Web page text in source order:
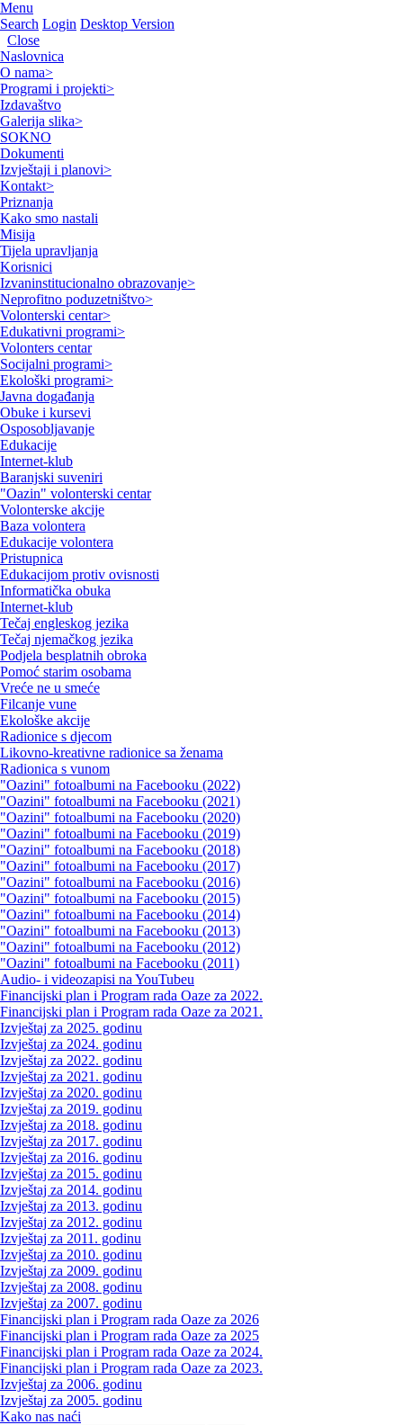
Menu
Search Login Desktop Version
Close
Naslovnica
O nama>
Programi i projekti>
Izdavaštvo
Galerija slika>
SOKNO
Dokumenti
Izvještaji i planovi>
Kontakt>
Priznanja
Kako smo nastali
Misija
Tijela upravljanja
Korisnici
Izvaninstitucionalno obrazovanje>
Neprofitno poduzetništvo>
Volonterski centar>
Edukativni programi>
Volonters centar
Socijalni programi>
Ekološki programi>
Javna događanja
Obuke i kursevi
Osposobljavanje
Edukacije
Internet-klub
Baranjski suveniri
"Oazin" volonterski centar
Volonterske akcije
Baza volontera
Edukacije volontera
Pristupnica
Edukacijom protiv ovisnosti
Informatička obuka
Internet-klub
Tečaj engleskog jezika
Tečaj njemačkog jezika
Podjela besplatnih obroka
Pomoć starim osobama
Vreće ne u smeće
Filcanje vune
Ekološke akcije
Radionice s djecom
Likovno-kreativne radionice sa ženama
Radionica s vunom
"Oazini" fotoalbumi na Facebooku (2022)
"Oazini" fotoalbumi na Facebooku (2021)
"Oazini" fotoalbumi na Facebooku (2020)
"Oazini" fotoalbumi na Facebooku (2019)
"Oazini" fotoalbumi na Facebooku (2018)
"Oazini" fotoalbumi na Facebooku (2017)
"Oazini" fotoalbumi na Facebooku (2016)
"Oazini" fotoalbumi na Facebooku (2015)
"Oazini" fotoalbumi na Facebooku (2014)
"Oazini" fotoalbumi na Facebooku (2013)
"Oazini" fotoalbumi na Facebooku (2012)
"Oazini" fotoalbumi na Facebooku (2011)
Audio- i videozapisi na YouTubeu
Financijski plan i Program rada Oaze za 2022.
Financijski plan i Program rada Oaze za 2021.
Izvještaj za 2025. godinu
Izvještaj za 2024. godinu
Izvještaj za 2022. godinu
Izvještaj za 2021. godinu
Izvještaj za 2020. godinu
Izvještaj za 2019. godinu
Izvještaj za 2018. godinu
Izvještaj za 2017. godinu
Izvještaj za 2016. godinu
Izvještaj za 2015. godinu
Izvještaj za 2014. godinu
Izvještaj za 2013. godinu
Izvještaj za 2012. godinu
Izvještaj za 2011. godinu
Izvještaj za 2010. godinu
Izvještaj za 2009. godinu
Izvještaj za 2008. godinu
Izvještaj za 2007. godinu
Financijski plan i Program rada Oaze za 2026
Financijski plan i Program rada Oaze za 2025
Financijski plan i Program rada Oaze za 2024.
Financijski plan i Program rada Oaze za 2023.
Izvještaj za 2006. godinu
Izvještaj za 2005. godinu
Kako nas naći